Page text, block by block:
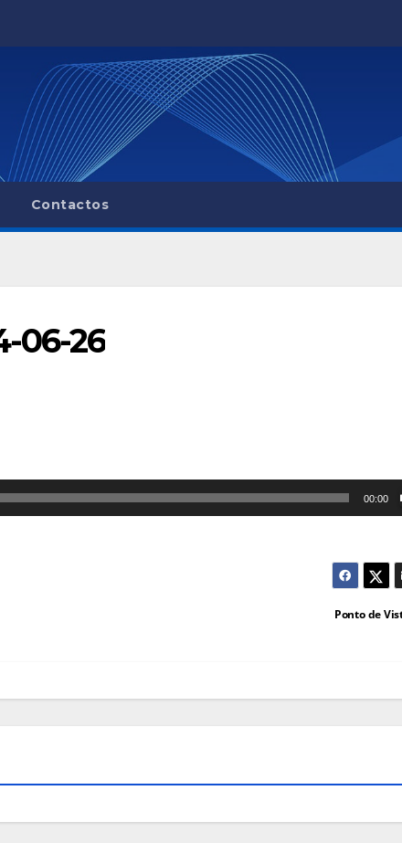
Contactos
06-26
00:00
Ponto de